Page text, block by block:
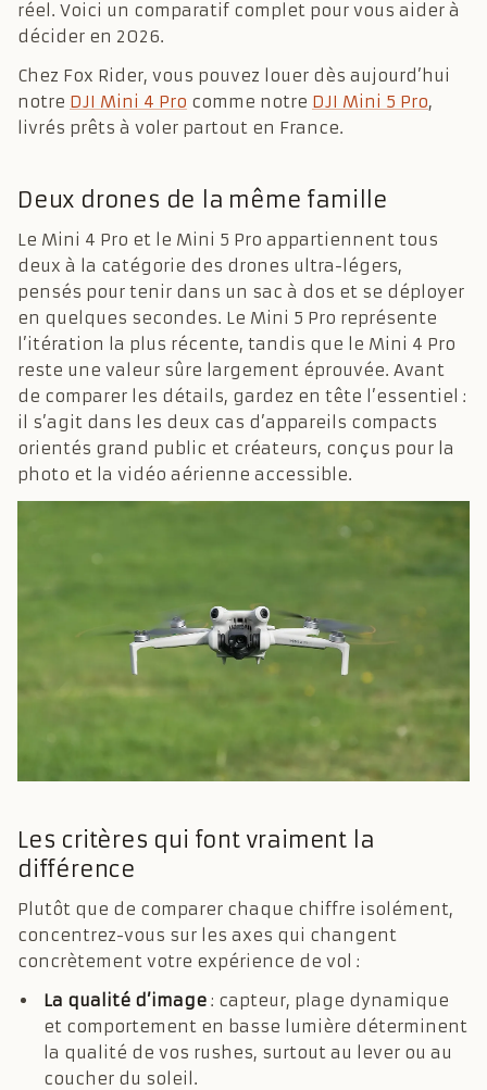
réel. Voici un comparatif complet pour vous aider à
décider en 2026.
Chez Fox Rider, vous pouvez louer dès aujourd’hui
notre DJI Mini 4 Pro comme notre DJI Mini 5 Pro,
livrés prêts à voler partout en France.
Deux drones de la même famille
Le Mini 4 Pro et le Mini 5 Pro appartiennent tous
deux à la catégorie des drones ultra-légers,
pensés pour tenir dans un sac à dos et se déployer
en quelques secondes. Le Mini 5 Pro représente
l’itération la plus récente, tandis que le Mini 4 Pro
reste une valeur sûre largement éprouvée. Avant
de comparer les détails, gardez en tête l’essentiel :
il s’agit dans les deux cas d’appareils compacts
orientés grand public et créateurs, conçus pour la
photo et la vidéo aérienne accessible.
Les critères qui font vraiment la
différence
Plutôt que de comparer chaque chiffre isolément,
concentrez-vous sur les axes qui changent
concrètement votre expérience de vol :
La qualité d’image : capteur, plage dynamique
et comportement en basse lumière déterminent
la qualité de vos rushes, surtout au lever ou au
coucher du soleil.